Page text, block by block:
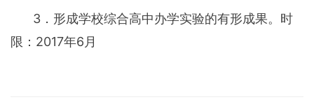
3．形成学校综合高中办学实验的有形成果。时
限：2017年6月